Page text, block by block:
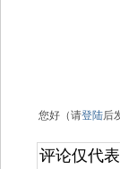
您好（请登陆后